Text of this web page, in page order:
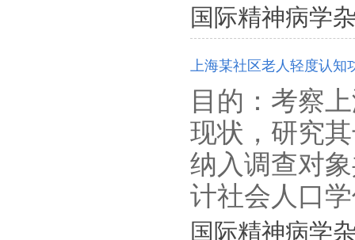
国际精神病学
上海某社区老人轻度认知
目的：考察
现状，研究
纳入调查对
计社会人口
国际精神病学